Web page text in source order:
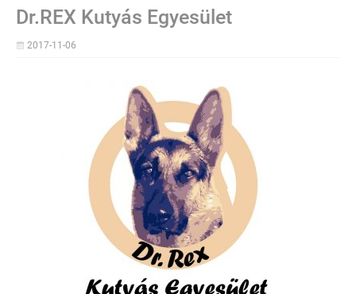
Dr.REX Kutyás Egyesület
2017-11-06